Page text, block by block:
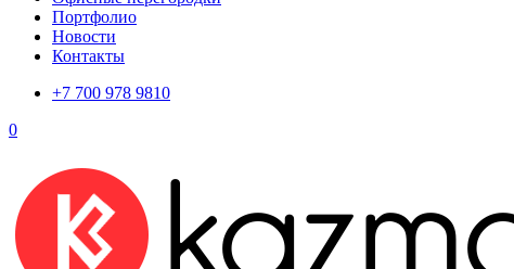
Портфолио
Новости
Контакты
+7 700 978 9810
0